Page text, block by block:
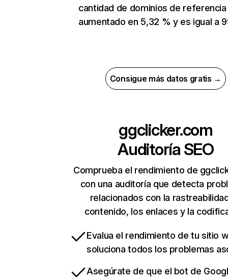
cantidad de dominios de referencia
aumentado en 5,32 % y es igual a
Consigue más datos gratis →
ggclicker.com
Auditoría SEO
Comprueba el rendimiento de
con una auditoría que detecta
relacionados con la
contenido, los enlaces y la
Evalua el rendimiento de tu sitio
soluciona todos los problemas
Asegúrate de que el bot de